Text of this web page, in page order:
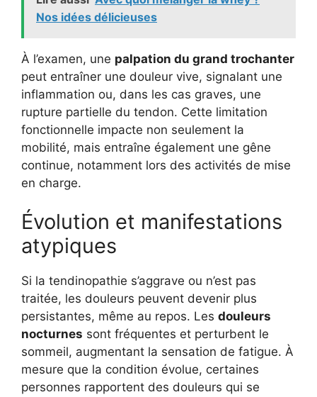
Nos idées délicieuses
À l’examen, une palpation du grand trochanter
peut entraîner une douleur vive, signalant une
inflammation ou, dans les cas graves, une
rupture partielle du tendon. Cette limitation
fonctionnelle impacte non seulement la
mobilité, mais entraîne également une gêne
continue, notamment lors des activités de mise
en charge.
Évolution et manifestations
atypiques
Si la tendinopathie s’aggrave ou n’est pas
traitée, les douleurs peuvent devenir plus
persistantes, même au repos. Les douleurs
nocturnes sont fréquentes et perturbent le
sommeil, augmentant la sensation de fatigue. À
mesure que la condition évolue, certaines
personnes rapportent des douleurs qui se